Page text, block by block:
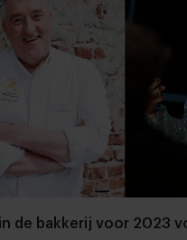
de bakkerij voor 2023